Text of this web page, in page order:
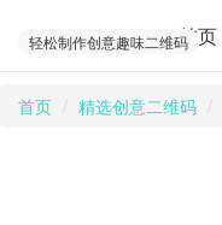
轻松制作创意趣味二维码首页
首页 精选创意二维码